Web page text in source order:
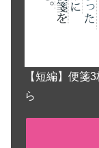
【短編】便箋
ら